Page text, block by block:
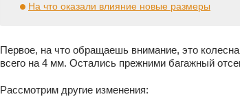
На что оказали влияние новые размеры
Первое, на что обращаешь внимание, это
всего на 4 мм. Остались прежними багажный
Рассмотрим другие изменения: